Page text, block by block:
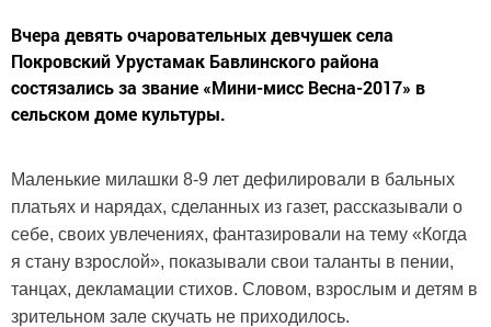
Вчера девять очаровательных девчушек села
Покровский Урустамак Бавлинского района
состязались за звание «Мини-мисс Весна-2017» в
сельском доме культуры.
Маленькие милашки 8-9 лет дефилировали в бальных
платьях и нарядах, сделанных из газет, рассказывали о
себе, своих увлечениях, фантазировали на тему «Когда
я стану взрослой», показывали свои таланты в пении,
танцах, декламации стихов. Словом, взрослым и детям в
зрительном зале скучать не приходилось.